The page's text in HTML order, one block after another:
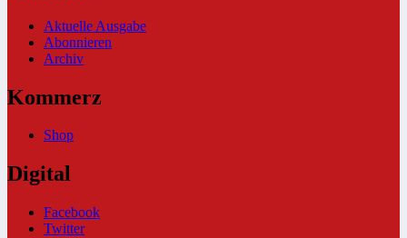
Aktuelle Ausgabe
Abonnieren
Archiv
Kommerz
Shop
Digital
Facebook
Twitter